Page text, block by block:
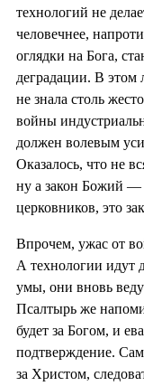
технологий не
человечнее,
оглядки на Бога,
деградации. В этом
не знала столь
войны
должен волевым
Оказалось, что не
ну а закон Божий —
церковников, это
Впрочем, ужас от
А технологии идут
умы, они вновь
Псалтырь же
будет за Богом, и
подтверждение.
за Христом,